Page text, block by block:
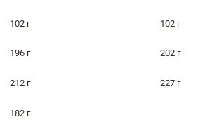
102 г 102 г
196 г 202 г
212 г 227 г
182 г